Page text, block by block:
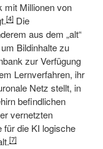
mit Millionen von
[4] Die
aus dem „alt“
Bildinhalte zu
zur Verfügung
Lernverfahren, ihr
Netz stellt, in
befindlichen
vernetzten
für die KI logische
[7]